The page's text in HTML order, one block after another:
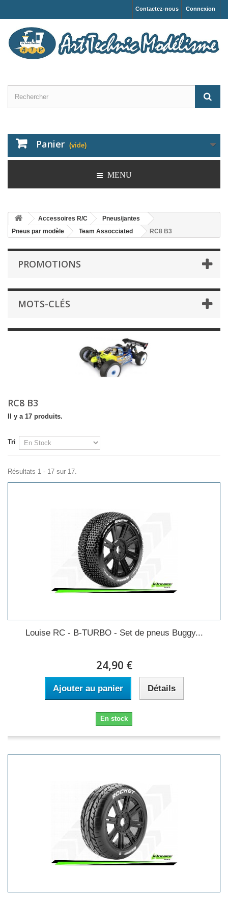
Connexion
Contactez-nous
Panier (vide)
MENU
Accessoires R/C
Pneus/jantes
Pneus par modèle
Team Assocciated RC8 B3
PROMOTIONS
MOTS-CLÉS
RC8 B3
Il y a 17 produits.
Tri
Résultats 1 - 17 sur 17.
Louise RC - B-TURBO - Set de pneus Buggy...
24,90 €
Ajouter au panier Détails
En stock